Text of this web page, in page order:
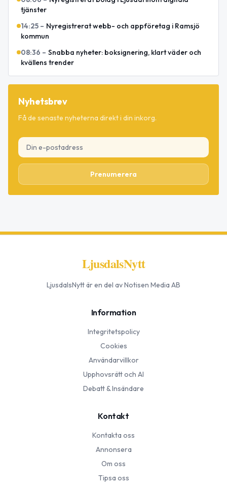
tjänster
14:25 – Nyregistrerat webb- och appföretag i Ramsjö
kommun
08:36 – Snabba nyheter: boksignering, klart väder och
kvällens trender
Nyhetsbrev
Få de senaste nyheterna direkt i din inkorg.
Prenumerera
LjusdalsNytt
LjusdalsNyttär en del av Notisen Media AB
Information
Integritetspolicy
Cookies
Användarvillkor
Upphovsrätt och AI
Debatt & Insändare
Kontakt
Kontakta oss
Annonsera
Om oss
Tipsa oss